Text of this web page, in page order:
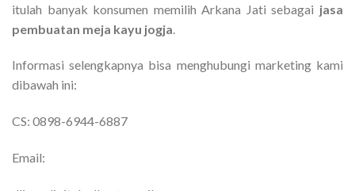
itulah banyak konsumen memilih Arkana Jati sebagai jasa
pembuatan meja kayu jogja
Informasi selengkapnya bisa menghubungi marketing kami
dibawah ini:
CS: 0898-6944-6887
Email: